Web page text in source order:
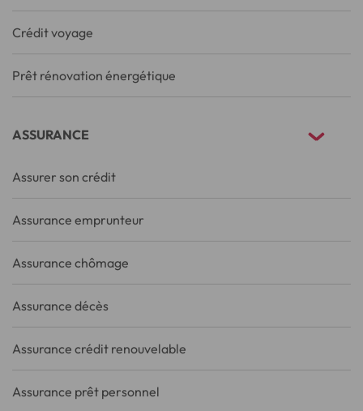
Crédit voyage
Prêt rénovation énergétique
ASSURANCE
Assurer son crédit
Assurance emprunteur
Assurance chômage
Assurance décès
Assurance crédit renouvelable
Assurance prêt personnel